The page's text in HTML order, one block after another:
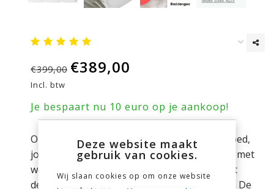
€399,00 €389,00
Incl. btw
Je bespaart nu 10 euro op je aankoop!
Ontdek het Castella Aurora 4-seizoenendekbed,
jouw ticket naar ultiem slaapcomfort! Gevuld met
weelderige 90% Poolse ganzendons, biedt dit
dekbed een ongekende zachtheid en isolatie. De
Deze website maakt
gebruik van cookies.
Wij slaan cookies op om onze website